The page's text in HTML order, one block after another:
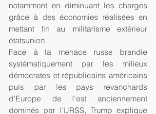
notamment en diminuant les charges
grâce à des économies réalisées en
mettant fin au militarisme extérieur
étatsunien.
Face à la menace russe brandie
systématiquement par les milieux
démocrates et républicains américains
puis par les pays revanchards
d'Europe de l'est anciennement
dominés par l'URSS, Trump explique